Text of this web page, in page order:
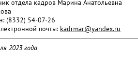
отдела кадров Марина Анатольевна
(8332) 54-07-26
почты: kadrmar@yandex.ru
2023 года